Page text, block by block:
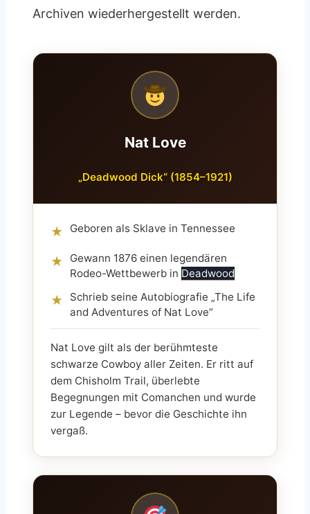
Archiven wiederhergestellt werden.
Nat Love
„Deadwood Dick“ (1854–1921)
★ Geboren als Sklave in Tennessee
★
Gewann 1876 einen legendären
Rodeo-Wettbewerb in Deadwood
★
Schrieb seine Autobiografie „The Life
and Adventures of Nat Love“
Nat Love gilt als der berühmteste
schwarze Cowboy aller Zeiten. Er ritt auf
dem Chisholm Trail, überlebte
Begegnungen mit Comanchen und wurde
zur Legende – bevor die Geschichte ihn
vergaß.